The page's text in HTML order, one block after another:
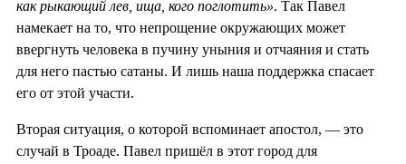
как рыкающий лев, ища, кого поглотить». Так Павел
намекает на то, что непрощение окружающих может
ввергнуть человека в пучину уныния и отчаяния и стать
для него пастью сатаны. И лишь наша поддержка спасает
его от этой участи.
Вторая ситуация, о которой вспоминает апостол, — это
случай в Троаде. Павел пришёл в этот город для